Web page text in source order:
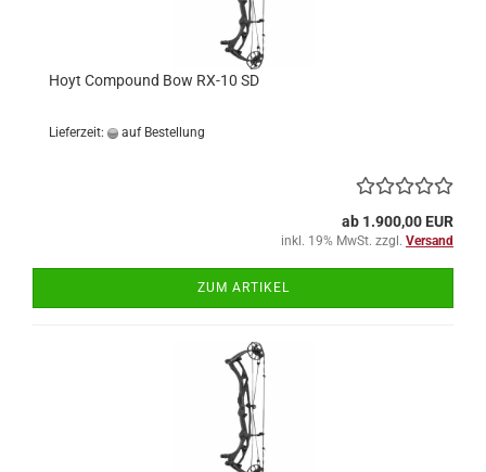
Hoyt Compound Bow RX-10 SD
Lieferzeit: auf Bestellung
ab 1.900,00 EUR
inkl. 19% MwSt. zzgl. Versand
ZUM ARTIKEL